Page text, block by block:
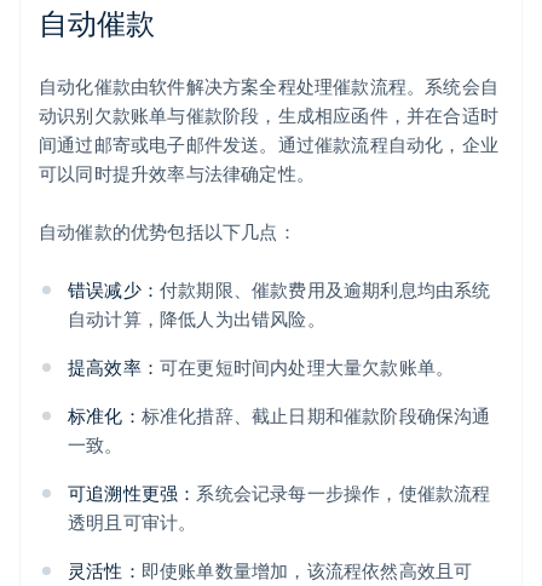
自动催款
自动化催款由软件解决方案全程处理催款流程。系统会自
动识别欠款账单与催款阶段，生成相应函件，并在合适时
间通过邮寄或电子邮件发送。通过催款流程自动化，企业
可以同时提升效率与法律确定性。
自动催款的优势包括以下几点：
错误减少： 付款期限、催款费用及逾期利息均由系统
自动计算，降低人为出错风险。
提高效率： 可在更短时间内处理大量欠款账单。
标准化： 标准化措辞、截止日期和催款阶段确保沟通
一致。
可追溯性更强： 系统会记录每一步操作，使催款流程
透明且可审计。
灵活性： 即使账单数量增加，该流程依然高效且可